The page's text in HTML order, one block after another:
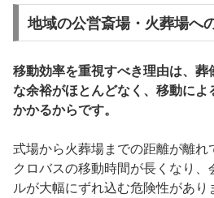
地域の公営斎場・火葬場へ
移動効率を重視すべき理由は、
な余裕がほとんどなく、移動によ
かかるからです。
式場から火葬場までの距離が離れ
クロバスの移動時間が長くなり
ルが大幅にずれ込む危険性があり